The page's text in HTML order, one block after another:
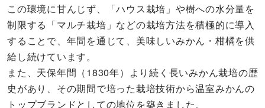
この環境に甘んじず、「ハウス栽培」や樹への水分量を
制限する「マルチ栽培」などの栽培方法を積極的に導入
することで、年間を通じて、美味しいみかん・柑橘を供
給し続けています。
また、天保年間（1830年）より続く長いみかん栽培の歴
史があり、その期間で培った栽培技術から温室みかんの
トップブランドとしての地位を築きました。